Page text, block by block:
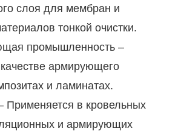
слоя для мембран и
тонкой очистки.
промышленность –
армирующего
и ламинатах.
Применяется в кровельных
и армирующих